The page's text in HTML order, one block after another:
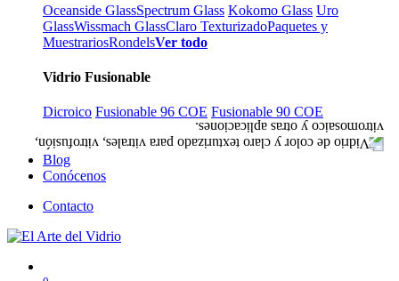
Oceanside GlassSpectrum Glass Kokomo Glass Uro
GlassWissmach GlassClaro TexturizadoPaquetes y
MuestrariosRondelsVer todo
Vidrio Fusionable
Dicroico Fusionable 96 COE Fusionable 90 COE
Blog
Conócenos
Contacto